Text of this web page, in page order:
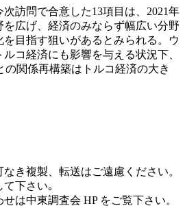
訪問で合意した13項目は、2021年
を広げ、経済のみならず幅広い分野
目指す狙いがあるとみられる。ウ
コ経済にも影響を与える状況下、
関係再構築はトルコ経済の大き
き複製、転送はご遠慮ください。
下さい｡
は中東調査会 HP をご覧下さい。